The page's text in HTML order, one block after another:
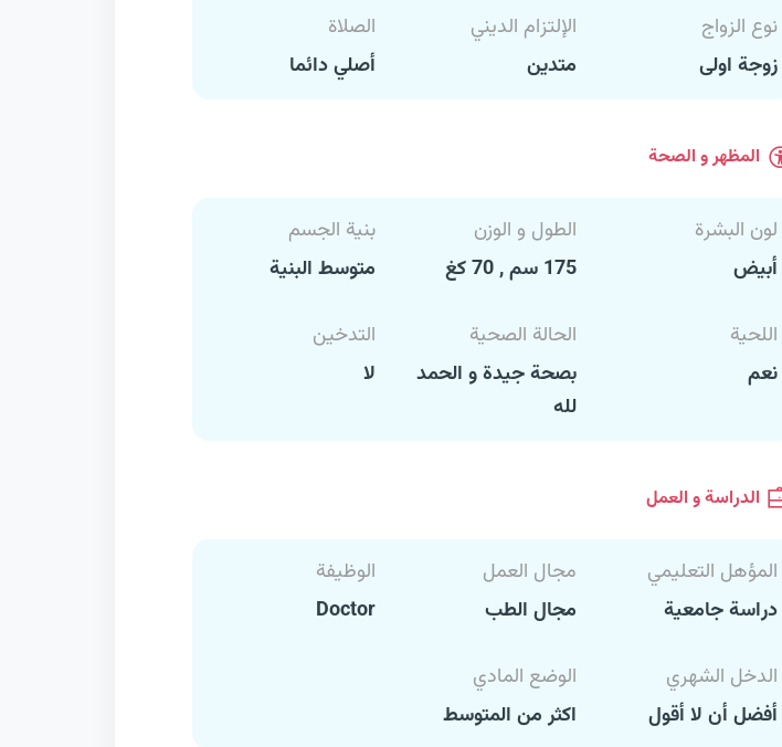
نوع الزواج
زوجة اولى
الإلتزام الديني
متدين
الصلاة
أصلي دائما
المظهر و الصحة
لون البشرة
أبيض
الطول و الوزن
175 سم , 70 كغ
بنية الجسم
متوسط البنية
اللحية
نعم
الحالة الصحية
بصحة جيدة و الحمد
لله
التدخين
لا
الدراسة و العمل
المؤهل التعليمي
دراسة جامعية
مجال العمل
مجال الطب
الوظيفة
Doctor
الدخل الشهري
أفضل أن لا أقول
الوضع المادي
اكثر من المتوسط